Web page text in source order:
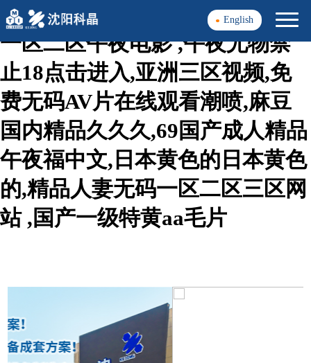
精品久久免费观看,亚洲精品a区
一区二区午夜电影 ,午夜尤物禁
止18点击进入,亚洲三区视频,免
费无码AV片在线观看潮喷,麻豆
国内精品久久久,69国产成人精品
午夜福中文,日本黄色的日本黄色
的,精品人妻无码一区二区三区网
站 ,国产一级特黄aa毛片
English